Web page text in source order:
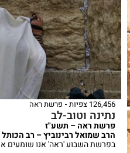
126,456 צפיות פרשת ראה
נתינה וטוב-לב
פרשת ראה – תשע"ז
הרב שמואל רבינוביץ – רב
בפרשת השבוע 'ראה' אנו שומעים